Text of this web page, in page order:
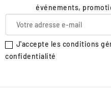
événements,
J'accepte les conditions
confidentialité